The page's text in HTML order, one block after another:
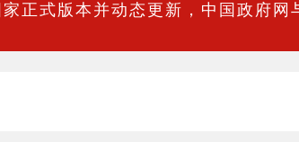
正式版本并动态更新，中国政府